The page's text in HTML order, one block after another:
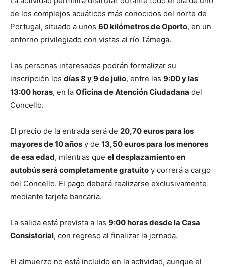
de los complejos acuáticos más conocidos del norte de
Portugal, situado a unos 60 kilómetros de Oporto, en un
entorno privilegiado con vistas al río Támega.
Las personas interesadas podrán formalizar su
inscripción los días 8 y 9 de julio, entre las 9:00 y las
13:00 horas, en la Oficina de Atención Ciudadana del
Concello.
El precio de la entrada será de 20,70 euros para los
mayores de 10 años y de 13,50 euros para los menores
de esa edad, mientras que el desplazamiento en
autobús será completamente gratuito y correrá a cargo
del Concello. El pago deberá realizarse exclusivamente
mediante tarjeta bancaria.
La salida está prevista a las 9:00 horas desde la Casa
Consistorial, con regreso al finalizar la jornada.
El almuerzo no está incluido en la actividad, aunque el